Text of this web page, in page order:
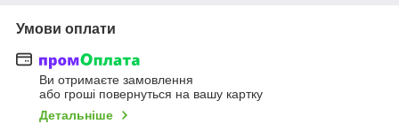
Умови оплати
Ви отримаєте замовлення
або гроші повернуться на вашу картку
Детальніше